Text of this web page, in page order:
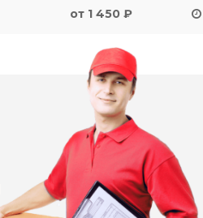
от 1 450 ₽